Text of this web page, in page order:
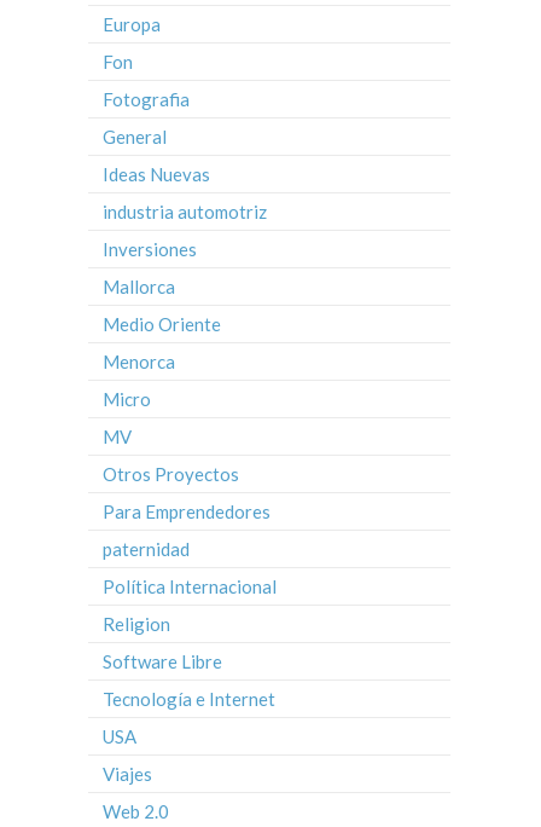
Europa
Fon
Fotografia
General
Ideas Nuevas
industria automotriz
Inversiones
Mallorca
Medio Oriente
Menorca
Micro
MV
Otros Proyectos
Para Emprendedores
paternidad
Política Internacional
Religion
Software Libre
Tecnología e Internet
USA
Viajes
Web 2.0